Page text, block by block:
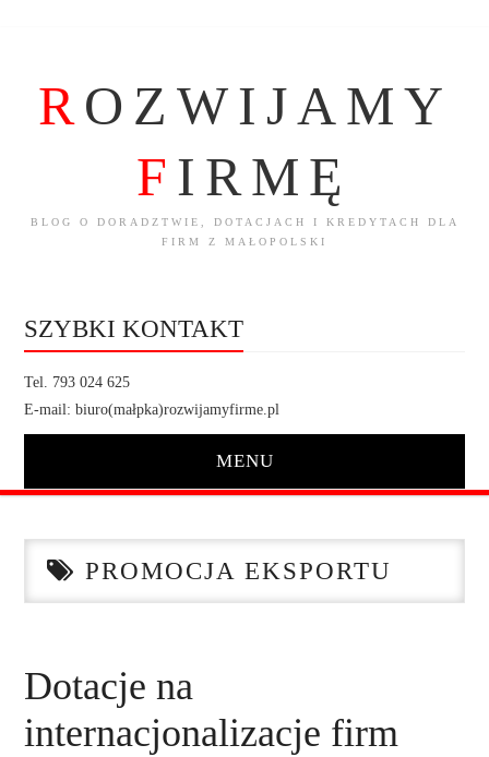
ROZWIJAMY
F IRMĘ
BLOG O DORADZTWIE, DOTACJACH I KREDYTACH DLA
FIRM Z MAŁOPOLSKI
SZYBKI KONTAKT
Tel. 793 024 625
E-mail: biuro(małpka)rozwijamyfirme.pl
MENU
O NAS
SZKOLENIA
PROMOCJA EKSPORTU
Dotacje na
internacjonalizacje firm